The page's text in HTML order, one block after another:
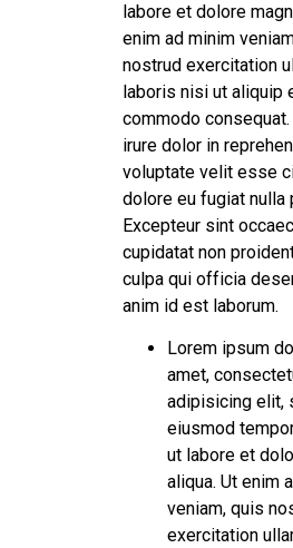
labore et dolore
enim ad minim
nostrud exercitation
laboris nisi ut aliquip
commodo
irure dolor in
voluptate velit esse
dolore eu fugiat nulla
Excepteur sint
cupidatat non
culpa qui officia
anim id est laborum.
Lorem ipsum
amet,
adipisicing elit,
eiusmod
ut labore et
aliqua. Ut enim
veniam, quis
exercitation